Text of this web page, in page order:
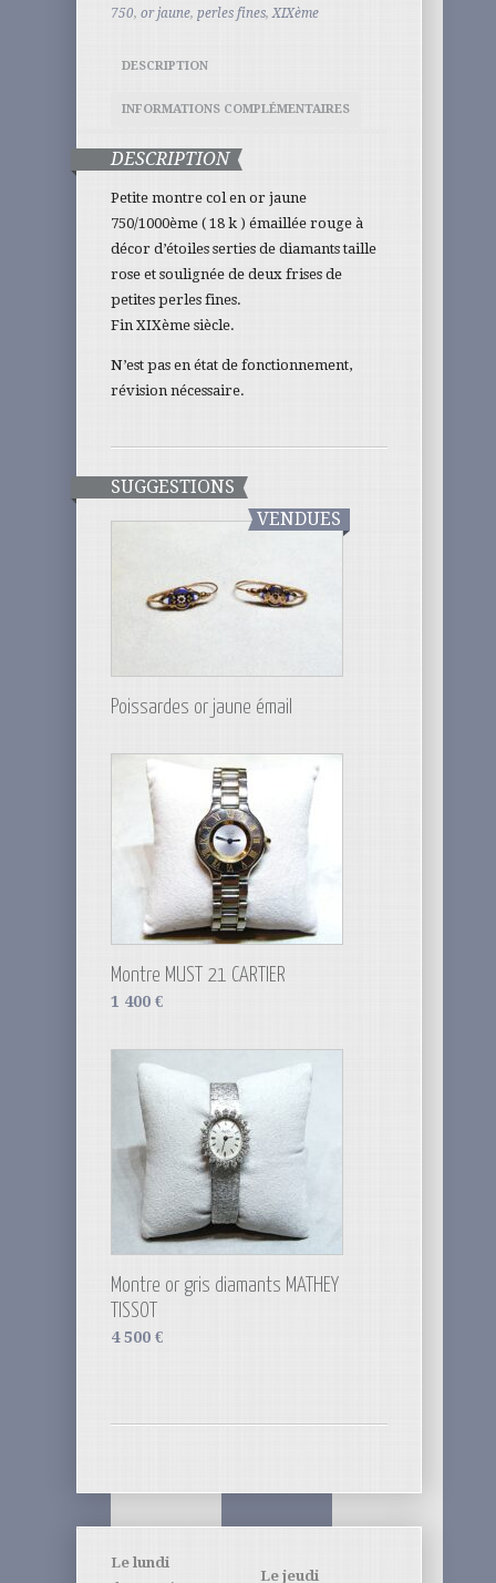
750, or jaune, perles fines,XIXème
DESCRIPTION
INFORMATIONS COMPLÉMENTAIRES
DESCRIPTION
Petite montre col en or jaune
750/1000ème ( 18 k ) émaillée rouge à
décor d’étoiles serties de diamants taille
rose et soulignée de deux frises de
petites perles fines.
Fin XIXème siècle.
N’est pas en état de fonctionnement,
révision nécessaire.
SUGGESTIONS
VENDUES
Poissardes or jaune émail
Montre MUST 21 CARTIER
1 400 €
Montre or gris diamants MATHEY
TISSOT
4 500 €
Le lundi
Le jeudi